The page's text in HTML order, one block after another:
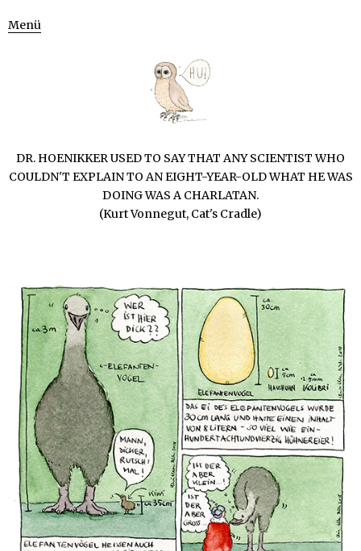
Menü
DR. HOENIKKER USED TO SAY THAT ANY SCIENTIST WHO
COULDN'T EXPLAIN TO AN EIGHT-YEAR-OLD WHAT HE WAS
DOING WAS A CHARLATAN.
(Kurt Vonnegut, Cat's Cradle)